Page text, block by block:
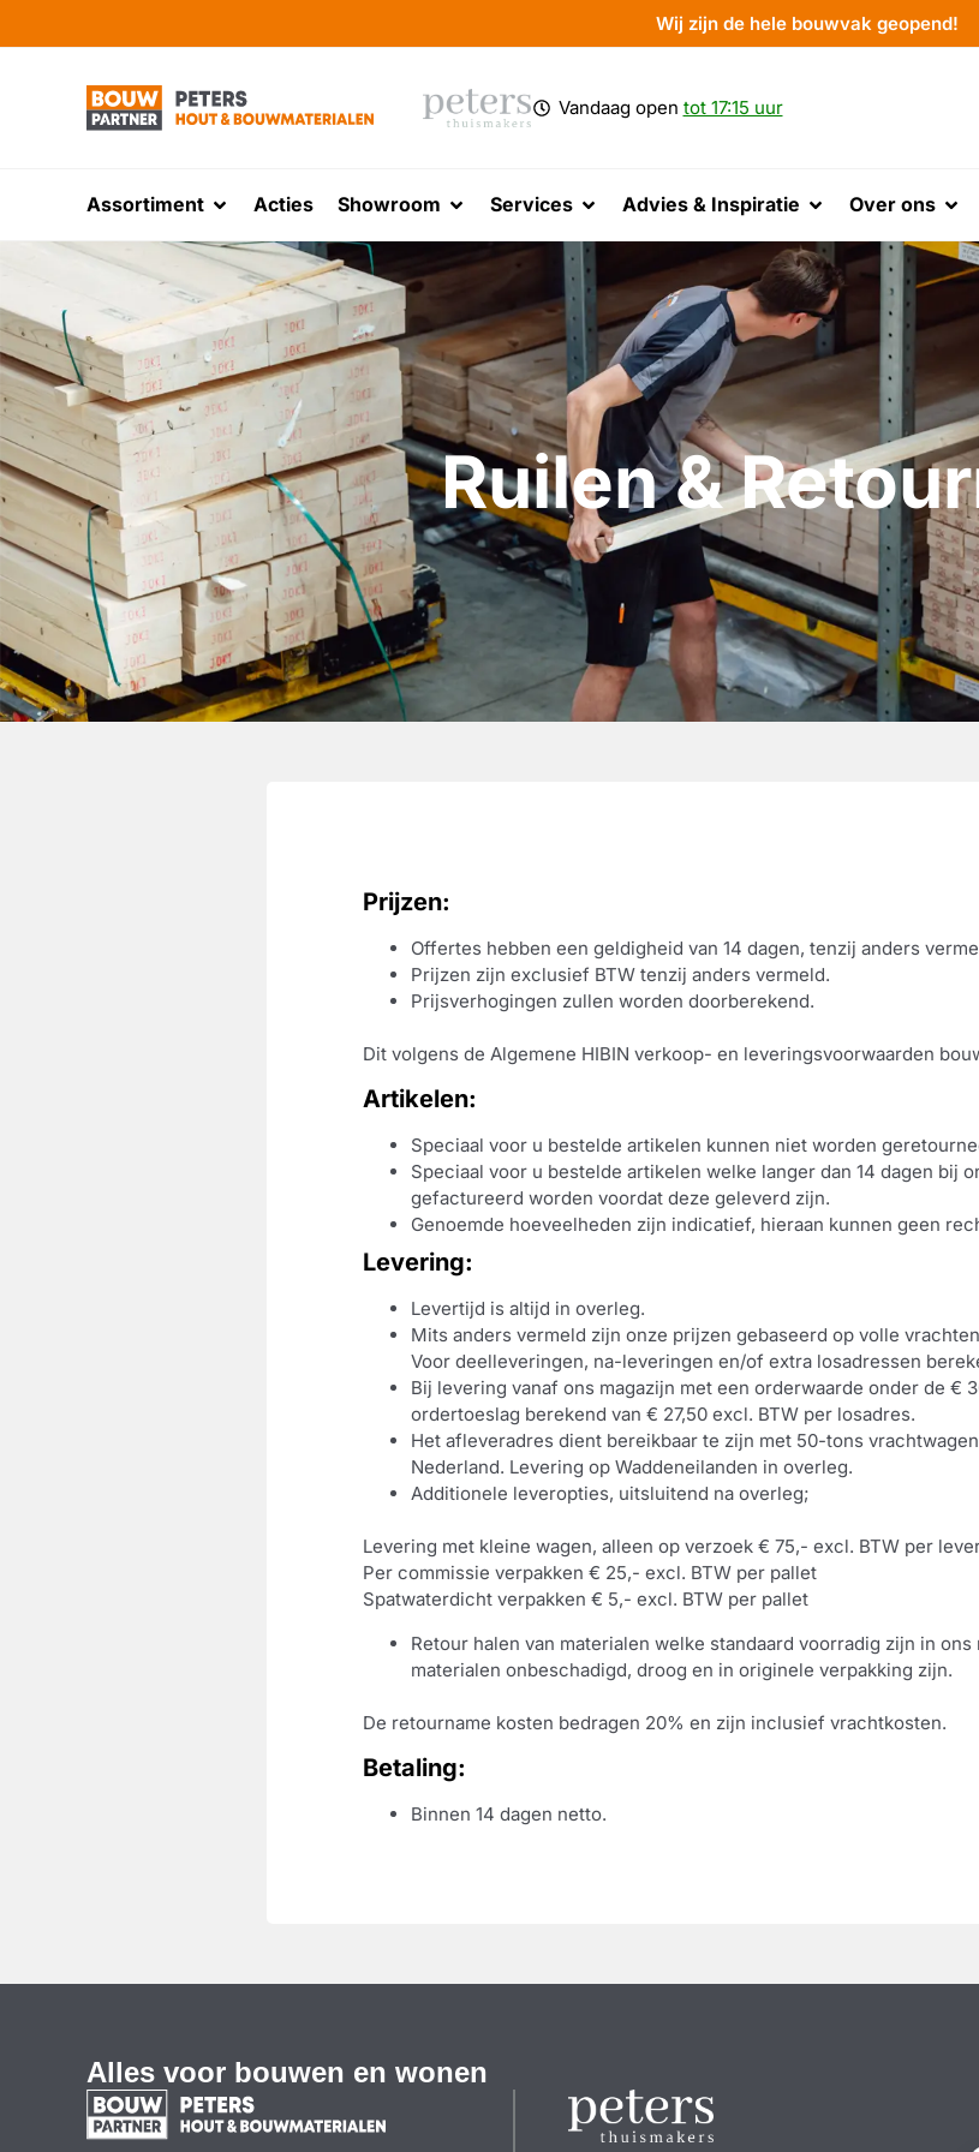
Wij zijn de hele bouwvak geopend!
Vandaag open tot 17:15 uur
Assortiment Acties Showroom Services Advies & Inspiratie Over ons
Ruilen &
Prijzen:
Offertes hebben een geldigheid van 14 dagen, tenzij anders
Prijzen zijn exclusief BTW tenzij anders vermeld.
Prijsverhogingen zullen worden doorberekend.
Dit volgens de Algemene HIBIN verkoop- en leveringsvoorwaarden
Artikelen:
Speciaal voor u bestelde artikelen kunnen niet worden
Speciaal voor u bestelde artikelen welke langer dan 14 dagen bij
gefactureerd worden voordat deze geleverd zijn.
Genoemde hoeveelheden zijn indicatief, hieraan kunnen geen
Levering:
Levertijd is altijd in overleg.
Mits anders vermeld zijn onze prijzen gebaseerd op volle
Voor deelleveringen, na-leveringen en/of extra losadressen
Bij levering vanaf ons magazijn met een orderwaarde onder de €
ordertoeslag berekend van € 27,50 excl. BTW per losadres.
Het afleveradres dient bereikbaar te zijn met 50-tons
Nederland. Levering op Waddeneilanden in overleg.
Additionele leveropties, uitsluitend na overleg;
Levering met kleine wagen, alleen op verzoek € 75,- excl. BTW per
Per commissie verpakken € 25,- excl. BTW per pallet
Spatwaterdicht verpakken € 5,- excl. BTW per pallet
Retour halen van materialen welke standaard voorradig zijn in
materialen onbeschadigd, droog en in originele verpakking zijn.
De retourname kosten bedragen 20% en zijn inclusief vrachtkosten.
Betaling:
Binnen 14 dagen netto.
Alles voor bouwen en wonen